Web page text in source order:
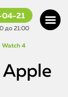
04-21
до 21:00
Watch 4